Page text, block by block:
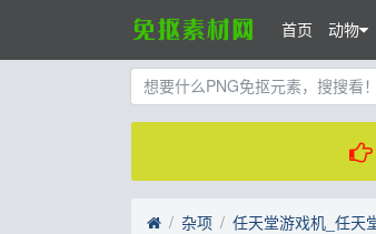
首页 动物
杂项 任天堂游戏机_任天